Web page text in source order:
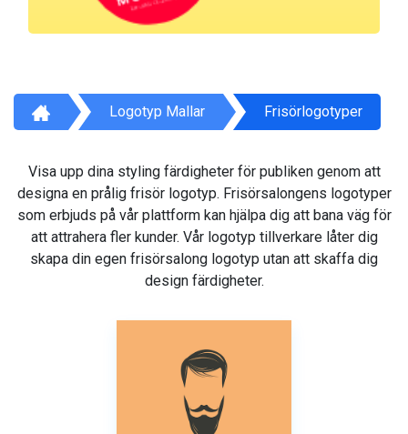
Logotyp Mallar Frisörlogotyper
Visa upp dina styling färdigheter för publiken genom att
designa en prålig frisör logotyp. Frisörsalongens logotyper
som erbjuds på vår plattform kan hjälpa dig att bana väg för
att attrahera fler kunder. Vår logotyp tillverkare låter dig
skapa din egen frisörsalong logotyp utan att skaffa dig
design färdigheter.